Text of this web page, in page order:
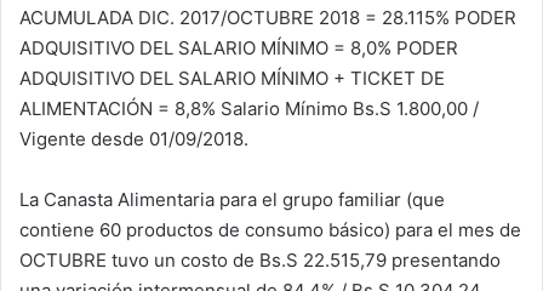
ACUMULADA DIC. 2017/OCTUBRE 2018 = 28.115% PODER
ADQUISITIVO DEL SALARIO MÍNIMO = 8,0% PODER
ADQUISITIVO DEL SALARIO MÍNIMO + TICKET DE
ALIMENTACIÓN = 8,8% Salario Mínimo Bs.S 1.800,00 /
Vigente desde 01/09/2018.
La Canasta Alimentaria para el grupo familiar (que
contiene 60 productos de consumo básico) para el mes de
OCTUBRE tuvo un costo de Bs.S 22.515,79 presentando